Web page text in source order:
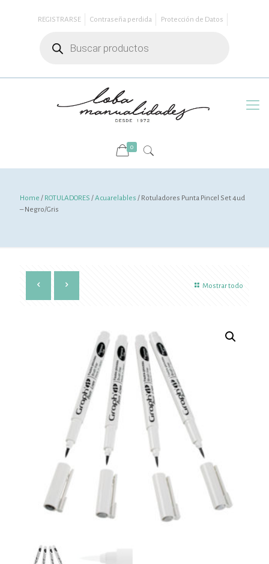
REGISTRARSE Contraseña perdida
Protección de Datos
productos
0
Home / ROTULADORES /Acuarelables / Rotuladores Punta Pincel Set 4ud
– Negro/Gris
Mostrar todo